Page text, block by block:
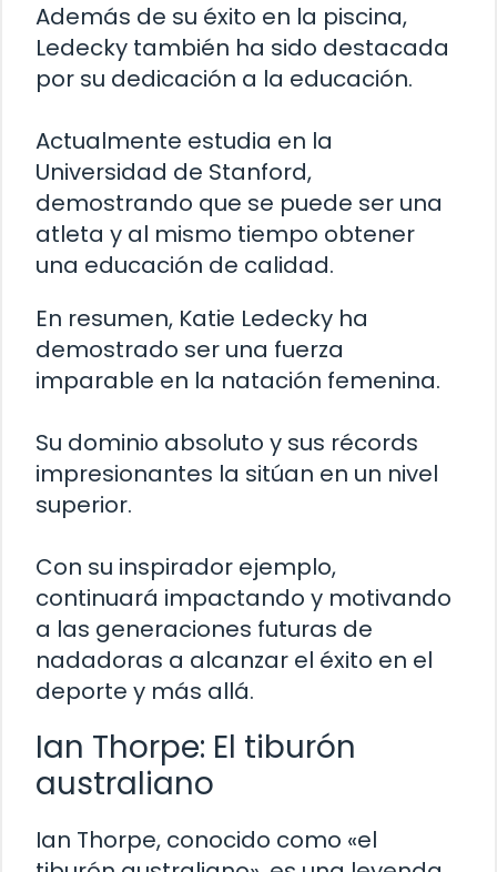
Además de su éxito en la piscina,
Ledecky también ha sido destacada
por su dedicación a la educación.
Actualmente estudia en la
Universidad de Stanford,
demostrando que se puede ser una
atleta y al mismo tiempo obtener
una educación de calidad.
En resumen, Katie Ledecky ha
demostrado ser una fuerza
imparable en la natación femenina.
Su dominio absoluto y sus récords
impresionantes la sitúan en un nivel
superior.
Con su inspirador ejemplo,
continuará impactando y motivando
a las generaciones futuras de
nadadoras a alcanzar el éxito en el
deporte y más allá.
Ian Thorpe: El tiburón
australiano
Ian Thorpe, conocido como «el